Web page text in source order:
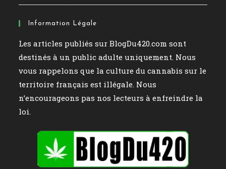
Information Légale
Les articles publiés sur BlogDu420.com sont
destinés à un public adulte uniquement. Nous
vous rappelons que la culture du cannabis sur le
territoire français est illégale. Nous
n’encourageons pas nos lecteurs à enfreindre la
loi.